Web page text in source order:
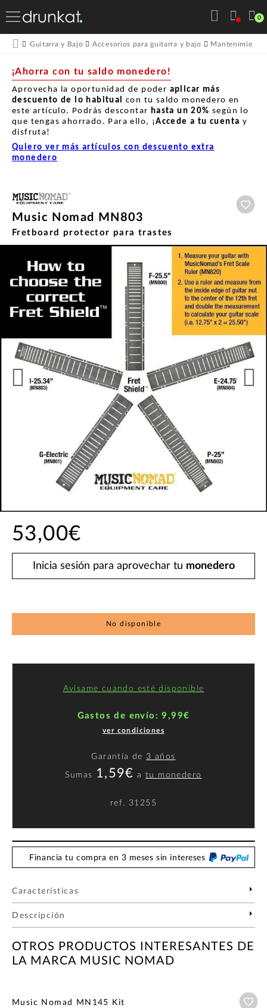
0
Guitarra y Bajo Accesorios para guitarra y bajo Mantenimiento
¡Ahorra con tu saldo monedero!
Aprovecha la oportunidad de poder aplicar más
descuento de lo habitual con tu saldo monedero en
este artículo. Podrás descontar hasta un 20% según lo
que tengas ahorrado. Para ello, ¡Accede a tu cuenta y
disfruta!
Quiero ver más artículos con descuento extra
monedero
Music Nomad MN803
Fretboard protector para trastes
53,00€
Inicia sesión para aprovechar tu monedero
No disponible
Avísame cuando esté disponible
Gastos de envío: 9,99€
ver condiciones
Garantía de 3 años
Sumas 1,59€ atu monedero
ref. 31255
Financia tu compra en 3 meses sin intereses
Características
Descripción
OTROS PRODUCTOS INTERESANTES DE
LA MARCA MUSIC NOMAD
Music Nomad MN145 Kit